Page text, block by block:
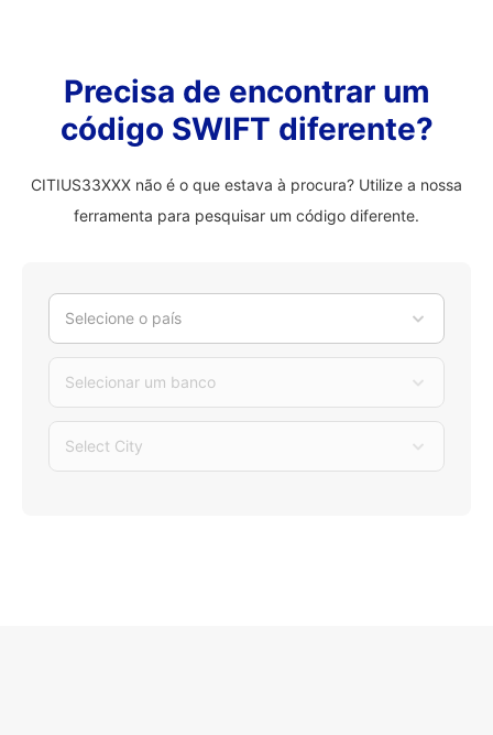
Precisa de encontrar um
código SWIFT diferente?
CITIUS33XXX não é o que estava à procura? Utilize a nossa
ferramenta para pesquisar um código diferente.
Selecione o país
Selecionar um banco
Select City